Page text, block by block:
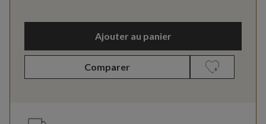
Ajouter au panier
Comparer